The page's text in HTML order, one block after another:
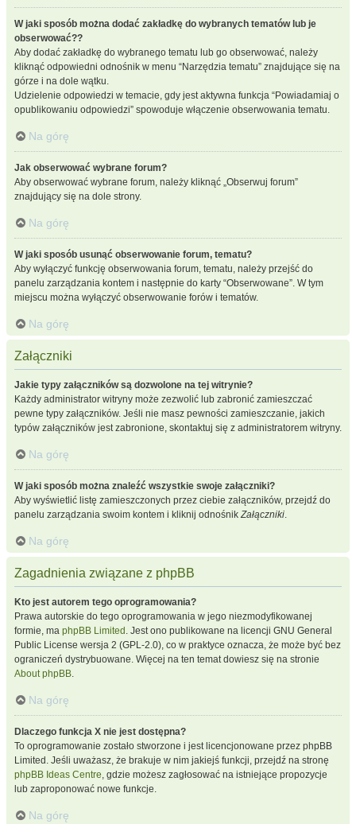
W jaki sposób można dodać zakładkę do wybranych tematów lub je
obserwować??
Aby dodać zakładkę do wybranego tematu lub go obserwować, należy
kliknąć odpowiedni odnośnik w menu “Narzędzia tematu” znajdujące się na
górze i na dole wątku.
Udzielenie odpowiedzi w temacie, gdy jest aktywna funkcja “Powiadamiaj o
opublikowaniu odpowiedzi” spowoduje włączenie obserwowania tematu.
Na górę
Jak obserwować wybrane forum?
Aby obserwować wybrane forum, należy kliknąć „Obserwuj forum”
znajdujący się na dole strony.
Na górę
W jaki sposób usunąć obserwowanie forum, tematu?
Aby wyłączyć funkcję obserwowania forum, tematu, należy przejść do
panelu zarządzania kontem i następnie do karty “Obserwowane”. W tym
miejscu można wyłączyć obserwowanie forów i tematów.
Na górę
Załączniki
Jakie typy załączników są dozwolone na tej witrynie?
Każdy administrator witryny może zezwolić lub zabronić zamieszczać
pewne typy załączników. Jeśli nie masz pewności zamieszczanie, jakich
typów załączników jest zabronione, skontaktuj się z administratorem witryny.
Na górę
W jaki sposób można znaleźć wszystkie swoje załączniki?
Aby wyświetlić listę zamieszczonych przez ciebie załączników, przejdź do
panelu zarządzania swoim kontem i kliknij odnośnikZałączniki.
Na górę
Zagadnienia związane z phpBB
Kto jest autorem tego oprogramowania?
Prawa autorskie do tego oprogramowania w jego niezmodyfikowanej
formie, ma phpBB Limited . Jest ono publikowane na licencji GNU General
Public License wersja 2 (GPL-2.0), co w praktyce oznacza, że może być bez
ograniczeń dystrybuowane. Więcej na ten temat dowiesz się na stronie
About phpBB.
Na górę
Dlaczego funkcja X nie jest dostępna?
To oprogramowanie zostało stworzone i jest licencjonowane przez phpBB
Limited. Jeśli uważasz, że brakuje w nim jakiejś funkcji, przejdź na stronę
phpBB Ideas Centre, gdzie możesz zagłosować na istniejące propozycje
lub zaproponować nowe funkcje.
Na górę